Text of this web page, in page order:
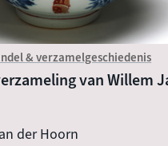
& verzamelgeschiedenis
van Willem
der Hoorn